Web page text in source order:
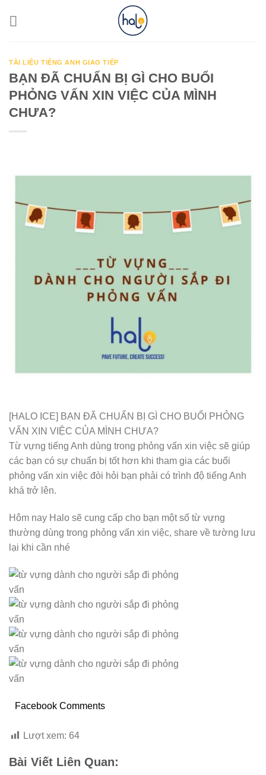
TÀI LIỆU TIẾNG ANH GIAO TIẾP
BẠN ĐÃ CHUẨN BỊ GÌ CHO BUỔI
PHỎNG VẤN XIN VIỆC CỦA MÌNH
CHƯA?
[HALO ICE] BẠN ĐÃ CHUẨN BỊ GÌ CHO BUỔI PHỎNG
VẤN XIN VIỆC CỦA MÌNH CHƯA?
Từ vựng tiếng Anh dùng trong phỏng vấn xin việc sẽ giúp
các bạn có sự chuẩn bị tốt hơn khi tham gia các buổi
phỏng vấn xin việc đòi hỏi bạn phải có trình độ tiếng Anh
khá trở lên.
Hôm nay Halo sẽ cung cấp cho bạn một số từ vựng
thường dùng trong phỏng vấn xin việc, share về tường lưu
lại khi cần nhé
Facebook Comments
Lượt xem: 64
Bài Viết Liên Quan: